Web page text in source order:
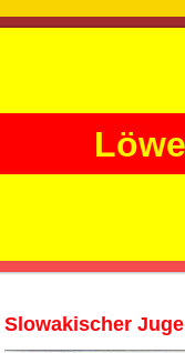
Slowakischer